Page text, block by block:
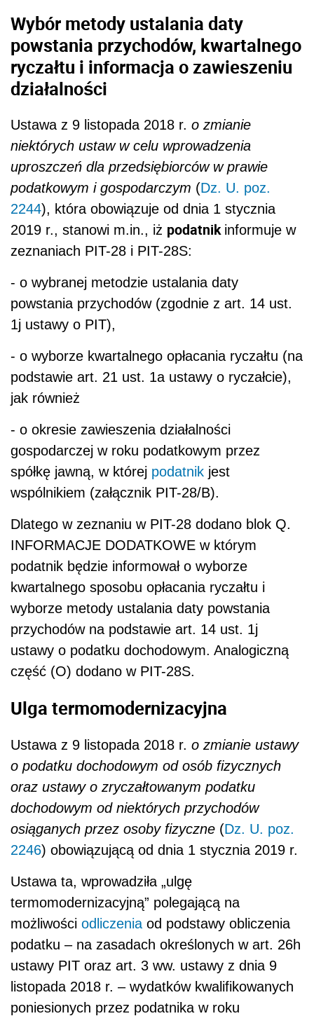
Wybór metody ustalania daty
powstania przychodów, kwartalnego
ryczałtu i informacja o zawieszeniu
działalności
Ustawa z 9 listopada 2018 r. o zmianie
niektórych ustaw w celu wprowadzenia
uproszczeń dla przedsiębiorców w prawie
podatkowym i gospodarczym (Dz. U. poz.
2244), która obowiązuje od dnia 1 stycznia
2019 r., stanowi m.in., iż podatnik informuje w
zeznaniach PIT-28 i PIT-28S:
- o wybranej metodzie ustalania daty
powstania przychodów (zgodnie z art. 14 ust.
1j ustawy o PIT),
- o wyborze kwartalnego opłacania ryczałtu (na
podstawie art. 21 ust. 1a ustawy o ryczałcie),
jak również
- o okresie zawieszenia działalności
gospodarczej w roku podatkowym przez
spółkę jawną, w której podatnik jest
wspólnikiem (załącznik PIT-28/B).
Dlatego w zeznaniu w PIT-28 dodano blok Q.
INFORMACJE DODATKOWE w którym
podatnik będzie informował o wyborze
kwartalnego sposobu opłacania ryczałtu i
wyborze metody ustalania daty powstania
przychodów na podstawie art. 14 ust. 1j
ustawy o podatku dochodowym. Analogiczną
część (O) dodano w PIT-28S.
Ulga termomodernizacyjna
Ustawa z 9 listopada 2018 r. o zmianie ustawy
o podatku dochodowym od osób fizycznych
oraz ustawy o zryczałtowanym podatku
dochodowym od niektórych przychodów
osiąganych przez osoby fizyczne (Dz. U. poz.
2246) obowiązującą od dnia 1 stycznia 2019 r.
Ustawa ta, wprowadziła „ulgę
termomodernizacyjną” polegającą na
możliwości odliczenia od podstawy obliczenia
podatku – na zasadach określonych w art. 26h
ustawy PIT oraz art. 3 ww. ustawy z dnia 9
listopada 2018 r. – wydatków kwalifikowanych
poniesionych przez podatnika w roku